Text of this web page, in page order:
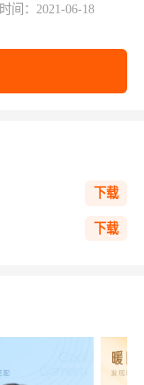
时间：2021-06-18
下载
下载